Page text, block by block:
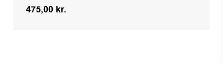
475,00 kr.